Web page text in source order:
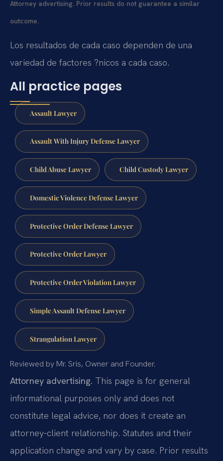
Attorney advertising. Prior results do not guarantee a similar
outcome.
Los resultados de cada caso dependen de una
variedad de factores ?nicos a cada caso.
All practice pages
Assault Lawyer
Assault With Injury Defense Lawyer
Child Abuse Lawyer Child Custody Lawyer
Domestic Violence Defense Lawyer
Protective Order Defense Lawyer
Protective Order Lawyer
Protective Order Violation Lawyer
Simple Assault Defense Lawyer
Strangulation Lawyer
Reviewed by Mr. Sris, Owner and Founder.
Attorney advertising. This page is for general
informational purposes only and does not
constitute legal advice, nor does it create an
attorney-client relationship. Statutes and their
application change and vary by case. Prior results